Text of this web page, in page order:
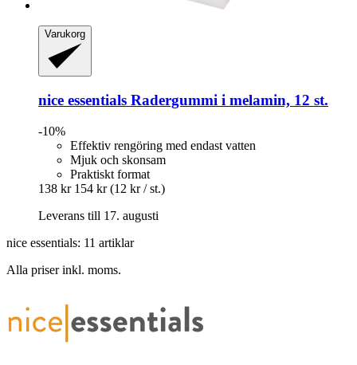
Varukorg
nice essentials Radergummi i melamin, 12 st.
-10%
Effektiv rengöring med endast vatten
Mjuk och skonsam
Praktiskt format
138 kr 154 kr (12 kr / st.)
Leverans till 17. augusti
nice essentials: 11 artiklar
Alla priser inkl. moms.